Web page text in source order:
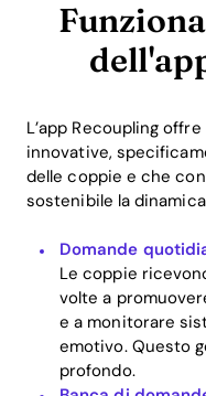
L’app Recoupling
innovative,
delle coppie e che
sostenibile la
Domande
Le coppie
volte a
e a monitorare
emotivo. Questo
profondo.